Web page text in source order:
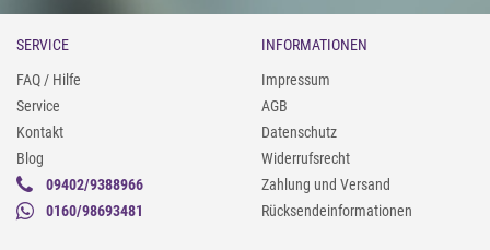
SERVICE
FAQ / Hilfe
Service
Kontakt
Blog
09402/9388966
0160/98693481
INFORMATIONEN
Impressum
AGB
Datenschutz
Widerrufsrecht
Zahlung und Versand
Rücksendeinformationen